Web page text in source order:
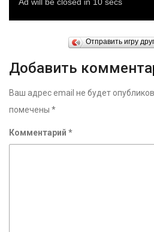
Отправить игру
Добавить
Ваш адрес email не будет
помечены *
Комментарий *